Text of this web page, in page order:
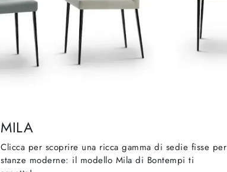
MILA
Clicca per scoprire una ricca gamma di sedie fisse per
stanze moderne: il modello Mila di Bontempi ti